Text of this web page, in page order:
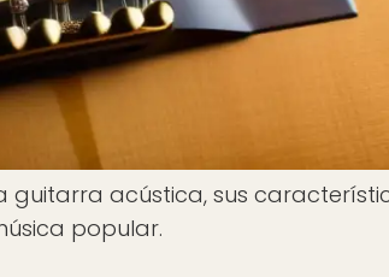
guitarra acústica, sus
popular.